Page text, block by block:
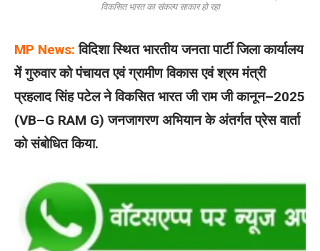
विकसित भारत का संकल्प साकार हो रहा
MP News: विदिशा स्थित भारतीय जनता पार्टी जिला कार्यालय
में गुरुवार को पंचायत एवं ग्रामीण विकास एवं श्रम मंत्री
प्रहलाद सिंह पटेल ने विकसित भारत जी राम जी कानून–2025
(VB–G RAM G) जनजागरण अभियान के अंतर्गत प्रेस वार्ता
को संबोधित किया.